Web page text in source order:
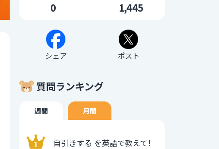
0 1,445
シェア ポスト
質問ランキング
週間 月間
自引きする を英語で教えて!